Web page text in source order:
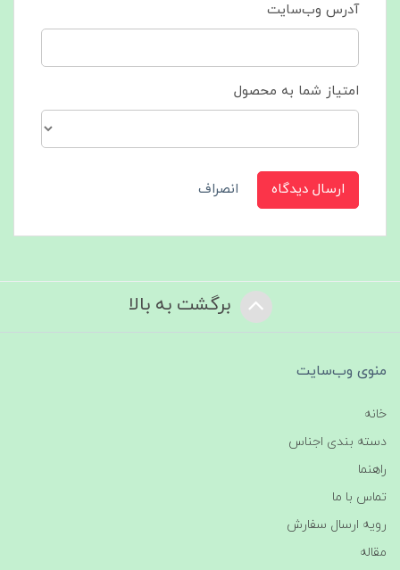
آدرس وب‌سایت
امتیاز شما به محصول
ارسال دیدگاه انصراف
برگشت به بالا
منوی وب‌سایت
خانه
دسته بندی اجناس
راهنما
تماس با ما
رویه ارسال سفارش
مقاله